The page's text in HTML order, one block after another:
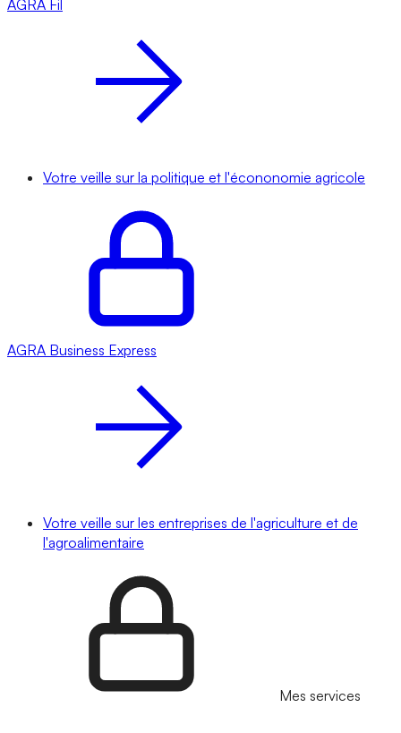
AGRA Fil
Votre veille sur la politique et l'écononomie agricole
AGRA Business Express
Votre veille sur les entreprises de l'agriculture et de
l'agroalimentaire
Mes services